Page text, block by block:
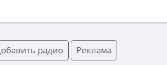
радио Реклама